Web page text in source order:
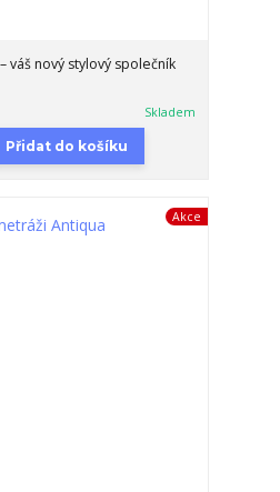
váš nový stylový společník
Skladem
Přidat do košíku
Akce